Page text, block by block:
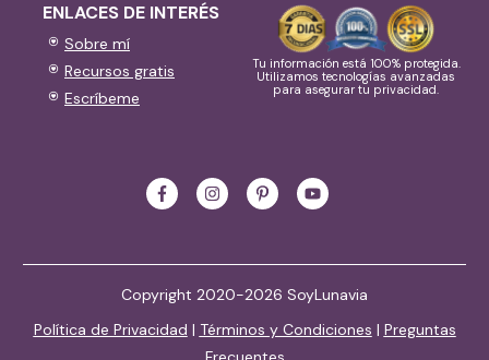
ENLACES DE INTERÉS
Sobre mí
Recursos gratis
Escríbeme
Tu información está 100% protegida.
Utilizamos tecnologías avanzadas
para asegurar tu privacidad.
Copyright 2020-2026 SoyLunavia
Política de Privacidad | Términos y Condiciones | Preguntas